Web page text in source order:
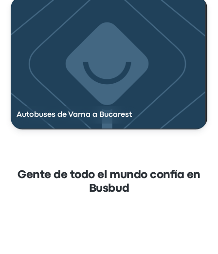
Autobuses de Varna a Bucarest
Gente de todo el mundo confía en
Busbud